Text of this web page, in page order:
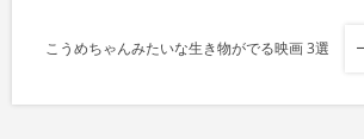
こうめちゃんみたいな生き物がでる映画 3選